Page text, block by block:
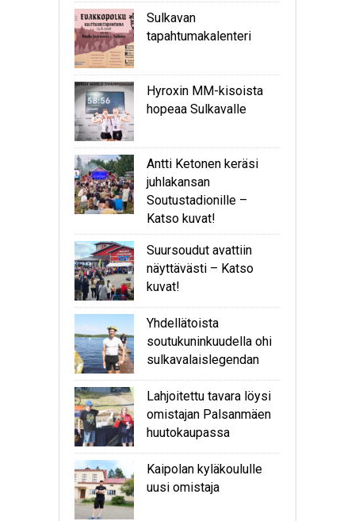
Sulkavan
tapahtumakalenteri
Hyroxin MM-kisoista
hopeaa Sulkavalle
Antti Ketonen keräsi
juhlakansan
Soutustadionille –
Katso kuvat!
Suursoudut avattiin
näyttävästi – Katso
kuvat!
Yhdellätoista
soutukuninkuudella ohi
sulkavalaislegendan
Lahjoitettu tavara löysi
omistajan Palsanmäen
huutokaupassa
Kaipolan kyläkoululle
uusi omistaja